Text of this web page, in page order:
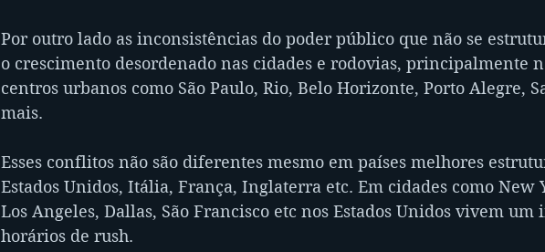
Por outro lado as inconsistências do poder público que não se
o crescimento desordenado nas cidades e rodovias, principalmente
centros urbanos como São Paulo, Rio, Belo Horizonte, Porto Alegre,
mais.
Esses conflitos não são diferentes mesmo em países melhores
Estados Unidos, Itália, França, Inglaterra etc. Em cidades como New
Los Angeles, Dallas, São Francisco etc nos Estados Unidos vivem um
horários de rush.